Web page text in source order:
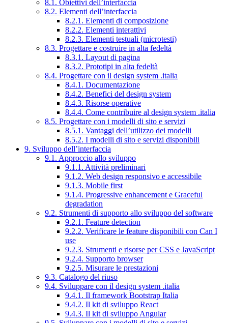
8.1. Obiettivi dell’interfaccia
8.2. Elementi dell’interfaccia
8.2.1. Elementi di composizione
8.2.2. Elementi interattivi
8.2.3. Elementi testuali (microtesti)
8.3. Progettare e costruire in alta fedeltà
8.3.1. Layout di pagina
8.3.2. Prototipi in alta fedeltà
8.4. Progettare con il design system .italia
8.4.1. Documentazione
8.4.2. Benefici del design system
8.4.3. Risorse operative
8.4.4. Come contribuire al design system .italia
8.5. Progettare con i modelli di sito e servizi
8.5.1. Vantaggi dell’utilizzo dei modelli
8.5.2. I modelli di sito e servizi disponibili
9. Sviluppo dell’interfaccia
9.1. Approccio allo sviluppo
9.1.1. Attività preliminari
9.1.2. Web design responsivo e accessibile
9.1.3. Mobile first
9.1.4. Progressive enhancement e Graceful
degradation
9.2. Strumenti di supporto allo sviluppo del software
9.2.1. Feature detection
9.2.2. Verificare le feature disponibili con Can I
use
9.2.3. Strumenti e risorse per CSS e JavaScript
9.2.4. Supporto browser
9.2.5. Misurare le prestazioni
9.3. Catalogo del riuso
9.4. Sviluppare con il design system .italia
9.4.1. Il framework Bootstrap Italia
9.4.2. Il kit di sviluppo React
9.4.3. Il kit di sviluppo Angular